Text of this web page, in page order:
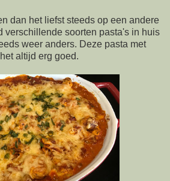
dan het liefst steeds op een andere
verschillende soorten pasta's in huis
weer anders. Deze pasta met
altijd erg goed.